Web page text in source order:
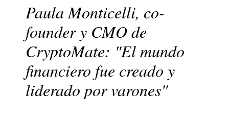
Paula Monticelli, co-
founder y CMO de
CryptoMate: "El mundo
financiero fue creado y
liderado por varones"